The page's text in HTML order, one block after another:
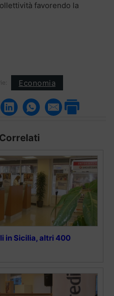
favorendo la
Economia
in Sicilia, altri 400